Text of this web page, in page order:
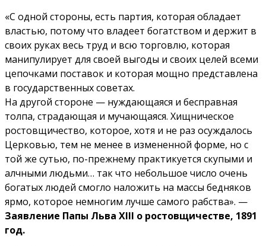
«С одной стороны, есть партия, которая обладает
властью, потому что владеет богатством и держит в
своих руках весь труд и всю торговлю, которая
манипулирует для своей выгоды и своих целей всеми
цепочками поставок и которая мощно представлена
в государственных советах.
На другой стороне — нуждающаяся и бесправная
толпа, страдающая и мучающаяся. Хищническое
ростовщичество, которое, хотя и не раз осуждалось
Церковью, тем не менее в измененной форме, но с
той же сутью, по-прежнему практикуется скупыми и
алчными людьми… так что небольшое число очень
богатых людей смогло наложить на массы бедняков
ярмо, которое немногим лучше самого рабства». —
Заявление Папы Льва XIII о ростовщичестве, 1891
год.